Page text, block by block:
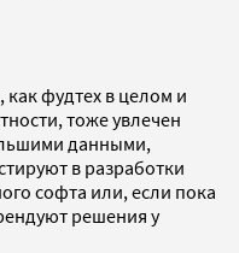
фудтех в целом и
тоже увлечен
данными,
в разработки
софта или, если пока
решения у